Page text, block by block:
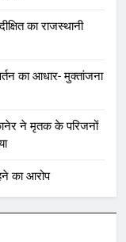
का राजस्थानी
का आधार- मुक्तांजना
ने मृतक के परिजनों
का आरोप